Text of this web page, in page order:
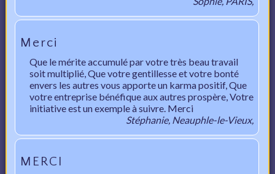
Merci
Que le mérite accumulé par votre très beau travail
soit multiplié, Que votre gentillesse et votre bonté
envers les autres vous apporte un karma positif, Que
votre entreprise bénéfique aux autres prospère, Votre
initiative est un exemple à suivre. Merci
Stéphanie, Neauphle-le-Vieux,
MERCI